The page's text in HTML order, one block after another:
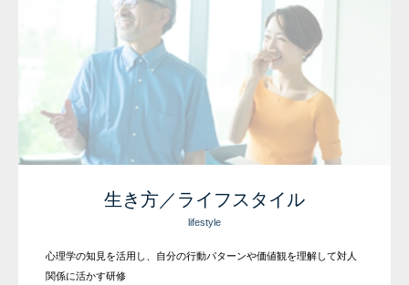
生き方／ライフスタイル
lifestyle
心理学の知見を活用し、自分の行動パターンや価値観を理解して対人
関係に活かす研修